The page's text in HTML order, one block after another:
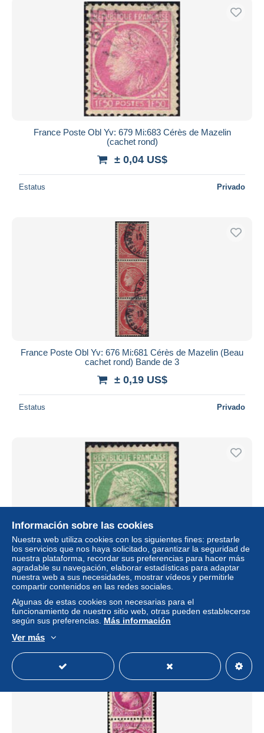
France Poste Obl Yv: 679 Mi:683 Cérès de Mazelin
(cachet rond)
± 0,04 US$
Estatus Privado
France Poste Obl Yv: 676 Mi:681 Cérès de Mazelin (Beau
cachet rond) Bande de 3
± 0,19 US$
Estatus Privado
France Poste Obl Yv: 680 Mi:686 Cérès de Mazelin
(cachet rond)
± 0,04 US$
Estatus
Información sobre las cookies
Nuestra web utiliza cookies con los siguientes fines: prestarle
los servicios que nos haya solicitado, garantizar la seguridad de
nuestra plataforma, recordar sus preferencias para hacer más
agradable su navegación, elaborar estadísticas para adaptar
nuestra web a sus necesidades, mostrar vídeos y permitirle
compartir contenidos en las redes sociales.
Algunas de estas cookies son necesarias para el
funcionamiento de nuestro sitio web, otras pueden establecerse
según sus preferencias. Más información
Ver más